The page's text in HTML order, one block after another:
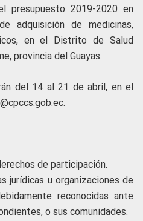
presupuesto 2019-2020 en
adquisición de medicinas,
en el Distrito de Salud
provincia del Guayas.
del 14 al 21 de abril, en el
de participación.
jurídicas u organizaciones de
reconocidas ante
o sus comunidades.